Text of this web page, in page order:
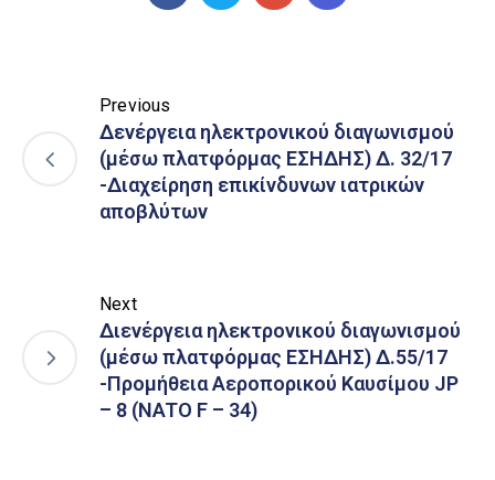
Previous
Δενέργεια ηλεκτρονικού διαγωνισμού
(μέσω πλατφόρμας ΕΣΗΔΗΣ) Δ. 32/17
-Διαχείρηση επικίνδυνων ιατρικών
αποβλύτων
Next
Διενέργεια ηλεκτρονικού διαγωνισμού
(μέσω πλατφόρμας ΕΣΗΔΗΣ) Δ.55/17
-Προμήθεια Αεροπορικού Καυσίμου JP
– 8 (NATO F – 34)